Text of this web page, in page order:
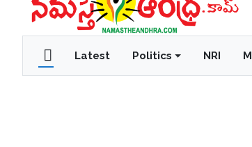
Latest Politics NRI